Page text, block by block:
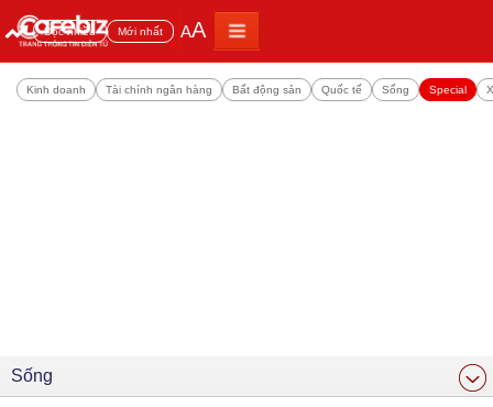
Đọc nhiều Mới nhất AA
Kinh doanh Tài chính ngân hàng Bất động sản Quốc tế Sống Special
Sống